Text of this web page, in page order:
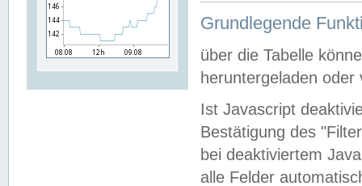
Grundlegende
über die Tabelle
heruntergeladen oder
Ist Javascript
Bestätigung des
bei deaktiviertem
alle Felder